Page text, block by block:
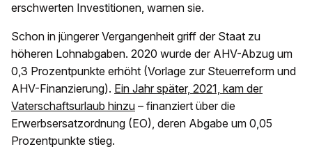
erschwerten Investitionen, warnen sie.
Schon in jüngerer Vergangenheit griff der Staat zu
höheren Lohnabgaben. 2020 wurde der AHV-Abzug um
0,3 Prozentpunkte erhöht (Vorlage zur Steuerreform und
AHV-Finanzierung). Ein Jahr später, 2021, kam der
Vaterschaftsurlaub hinzu – finanziert über die
Erwerbsersatzordnung (EO), deren Abgabe um 0,05
Prozentpunkte stieg.